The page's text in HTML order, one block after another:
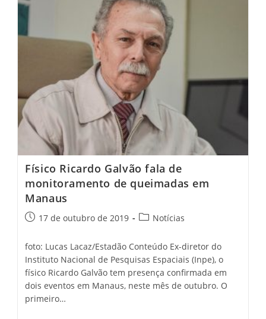
Físico Ricardo Galvão fala de
monitoramento de queimadas em
Manaus
17 de outubro de 2019 Notícias
foto: Lucas Lacaz/Estadão Conteúdo Ex-diretor do
Instituto Nacional de Pesquisas Espaciais (Inpe), o
físico Ricardo Galvão tem presença confirmada em
dois eventos em Manaus, neste mês de outubro. O
primeiro…